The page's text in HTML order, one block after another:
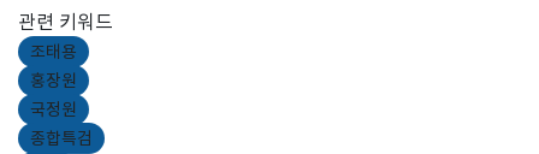
관련 키워드
조태용
홍장원
국정원
종합특검